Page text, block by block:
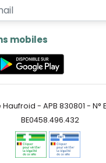
mobiles
- APB 830801 - N°
BE0458.496.432